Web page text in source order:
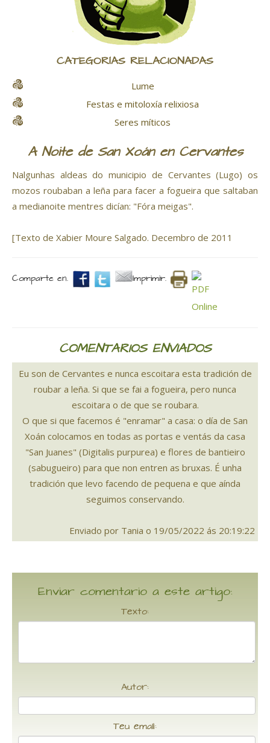
CATEGORÍAS RELACIONADAS
Lume
Festas e mitoloxía relixiosa
Seres míticos
A Noite de San Xoán en Cervantes
Nalgunhas aldeas do municipio de Cervantes (Lugo) os
mozos roubaban a leña para facer a fogueira que saltaban
a medianoite mentres dicían: "Fóra meigas".
[Texto de Xabier Moure Salgado. Decembro de 2011
Comparte en. Imprimir.
COMENTARIOS ENVIADOS
Eu son de Cervantes e nunca escoitara esta tradición de
roubar a leña. Si que se fai a fogueira, pero nunca
escoitara o de que se roubara.
O que si que facemos é "enramar" a casa: o día de San
Xoán colocamos en todas as portas e ventás da casa
"San Juanes" (Digitalis purpurea) e flores de bantieiro
(sabugueiro) para que non entren as bruxas. É unha
tradición que levo facendo de pequena e que aínda
seguimos conservando.
Enviado por Tania o 19/05/2022 ás 20:19:22
Enviar comentario a este artigo:
Texto:
Autor:
Teu email: